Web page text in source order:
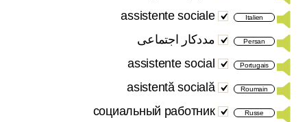
Italien
assistente sociale
Persan مددکار اجتماعی
Portugais
assistente social
Roumain
asistentă socială
Russe
социальный работник